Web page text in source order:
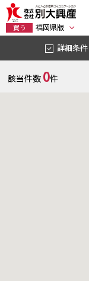
買う 福岡県版
詳細条件
該当件数 0件